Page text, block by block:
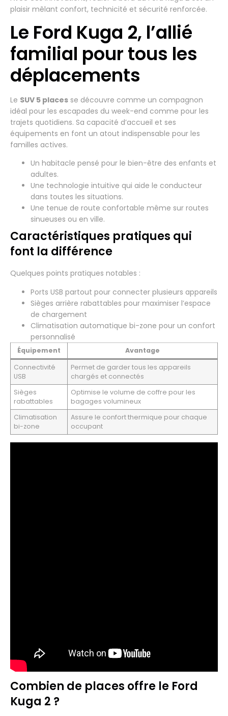
plaisir mêlant confort, technicité et sécurité renforcée.
Le Ford Kuga 2, l’allié
familial pour tous les
déplacements
Le SUV 5 places se découvre comme un compagnon
idéal pour les escapades du week-end comme pour les
trajets quotidiens. Sa capacité d’accueil et ses
équipements en font un atout indispensable pour les
familles actives.
Un habitacle pensé pour le bien-être des enfants et
adultes.
Une technologie intuitive qui aide le conducteur
dans toutes les situations.
Une tenue de route confortable même sur routes
sinueuses ou en ville.
Caractéristiques pratiques qui
font la différence
Quelques points pratiques notables :
Ports USB partout pour connecter plusieurs appareils
Sièges arrière rabattables pour maximiser l’espace
de chargement
Climatisation automatique bi-zone pour un confort
personnalisé
Équipement
Avantage
Connectivité
USB
Permet de garder tous les appareils
chargés et connectés
Sièges
rabattables
Optimise le volume de coffre pour les
bagages volumineux
Climatisation
bi-zone
Assure le confort thermique pour chaque
occupant
Combien de places offre le Ford
Kuga 2 ?